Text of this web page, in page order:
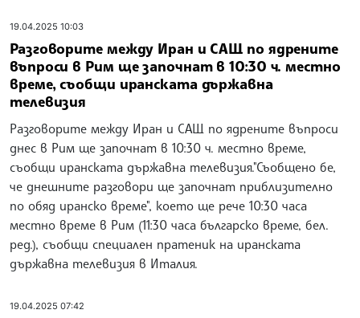
19.04.2025 10:03
Разговорите между Иран и САЩ по ядрените
въпроси в Рим ще започнат в 10:30 ч. местно
време, съобщи иранската държавна
телевизия
Разговорите между Иран и САЩ по ядрените въпроси
днес в Рим ще започнат в 10:30 ч. местно време,
съобщи иранската държавна телевизия."Съобщено бе,
че днешните разговори ще започнат приблизително
по обяд иранско време", което ще рече 10:30 часа
местно време в Рим (11:30 часа българско време, бел.
ред.), съобщи специален пратеник на иранската
държавна телевизия в Италия.
19.04.2025 07:42